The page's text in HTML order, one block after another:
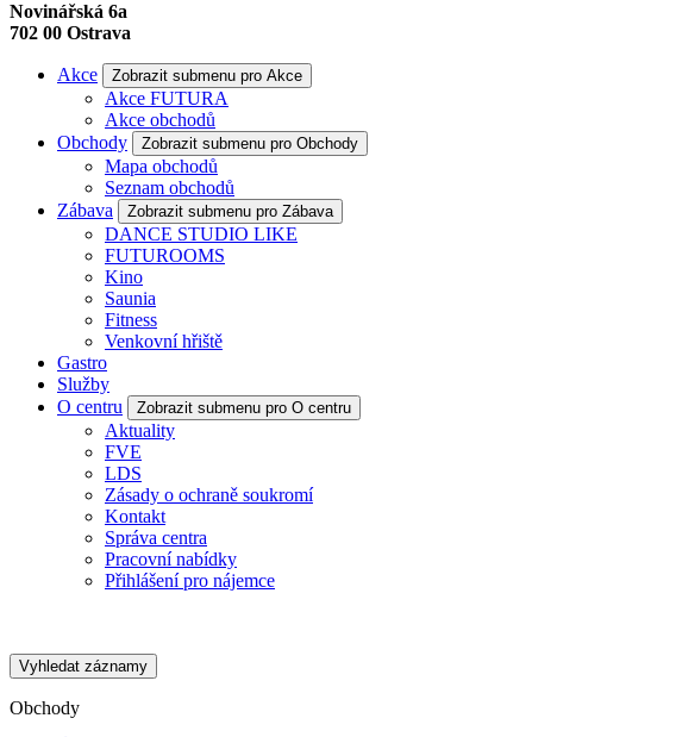
Novinářská 6a
702 00 Ostrava
Akce Zobrazit submenu pro Akce
Akce FUTURA
Akce obchodů
Obchody
Zobrazit submenu pro Obchody
Mapa obchodů
Seznam obchodů
Zábava
Zobrazit submenu pro Zábava
DANCE STUDIO LIKE
FUTUROOMS
Kino
Saunia
Fitness
Venkovní hřiště
Gastro
Služby
O centru
Zobrazit submenu pro O centru
Aktuality
FVE
LDS
Zásady o ochraně soukromí
Kontakt
Správa centra
Pracovní nabídky
Přihlášení pro nájemce
Vyhledat záznamy
Obchody